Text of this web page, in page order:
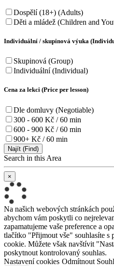
Dospělí (18+) (Adults)
Děti a mládež (Children and
Individuální / skupinová výuka
Skupinová (Group)
Individuální (Individual)
Cena za lekci (Price per lesson)
Dle domluvy (Negotiable)
300 - 600 Kč / 60 min
600 - 900 Kč / 60 min
900+ Kč / 60 min
Najít (Find)
Search in this Area
×
Na našich webových stránkách
abychom vám poskytli co
zapamatujeme vaše preference a
tlačítko "Přijmout vše" souhlasíte s
cookie. Můžete však navštívit
poskytnout kontrolovaný souhlas.
Nastavení cookies Odmítnout